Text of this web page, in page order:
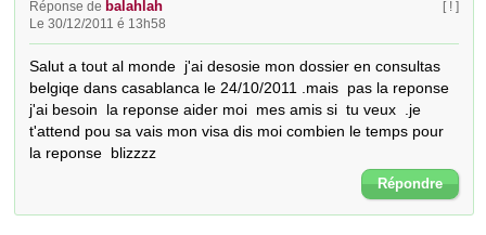
Réponse de balahlah
Le 30/12/2011 é 13h58
[ ! ]
Salut a tout al monde  j'ai desosie mon dossier en consultas
belgiqe dans casablanca le 24/10/2011 .mais  pas la reponse
j'ai besoin  la reponse aider moi  mes amis si  tu veux  .je
t'attend pou sa vais mon visa dis moi combien le temps pour
la reponse  blizzzz
Répondre